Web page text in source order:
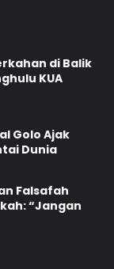
di Balik
KUA
Golo Ajak
Dunia
Falsafah
“Jangan